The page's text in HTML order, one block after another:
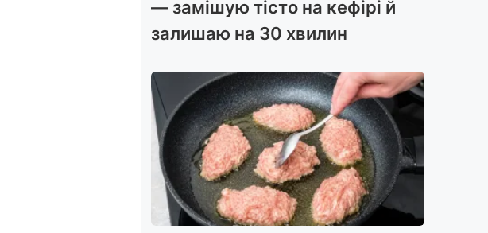
— замішую тісто на кефірі й
залишаю на 30 хвилин